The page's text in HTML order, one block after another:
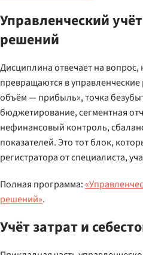
Управленческий
решений
Дисциплина отвечает на
превращаются в
объём — прибыль», точка
бюджетирование, сегментная
нефинансовый контроль,
показателей. Это тот блок,
регистратора от специалиста,
Полная программа:
решений».
Учёт затрат и